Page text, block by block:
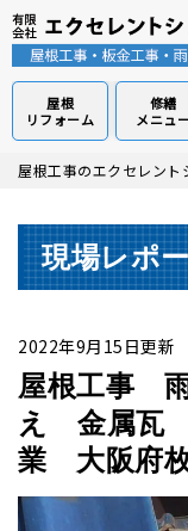
Skip
content
屋根
リフォーム
修繕
メニュ
屋根工事のエクセレント
現場レポ
2022年9月15日更新
屋根工事
え 金属瓦
業 大阪府